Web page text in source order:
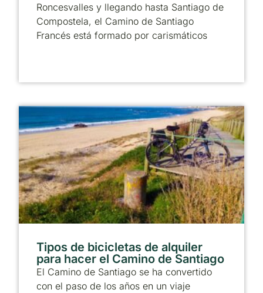
Roncesvalles y llegando hasta Santiago de
Compostela, el Camino de Santiago
Francés está formado por carismáticos
Tipos de bicicletas de alquiler
para hacer el Camino de Santiago
El Camino de Santiago se ha convertido
con el paso de los años en un viaje